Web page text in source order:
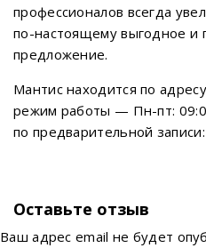
профессионалов всегда
по-настоящему выгодное и
предложение.
Мантис находится по
режим работы — Пн-пт:
по предварительной
Оставьте отзыв
Ваш адрес email не будет